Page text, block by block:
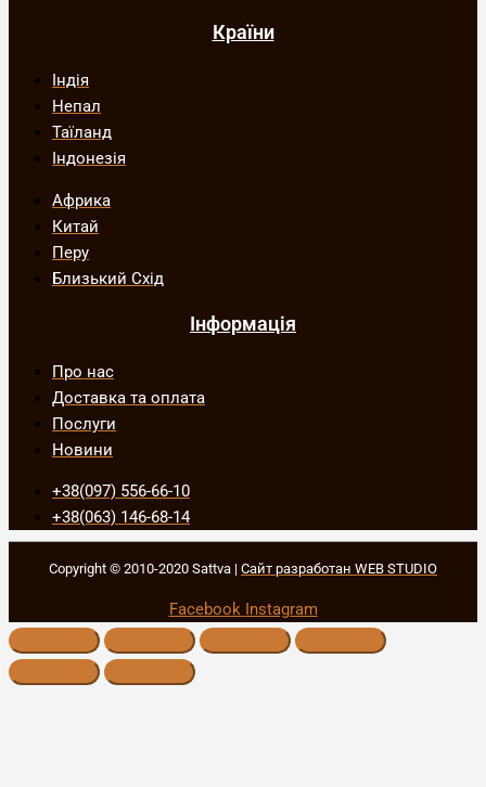
Країни
Індія
Непал
Таїланд
Індонезія
Африка
Китай
Перу
Близький Схід
Інформація
Про нас
Доставка та оплата
Послуги
Новини
+38(097) 556-66-10
+38(063) 146-68-14
Copyright © 2010-2020 Sattva | Сайт разработан WEB STUDIO
Facebook Instagram